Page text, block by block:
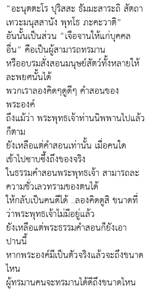
“อะนุตตะโร ปุริสสะ ธัมมะสาระถิ สัตถา
เทวะมนุสสานัง พุทโธ ภะคะวาติ”
อันนั้นเป็นส่วน “เจือจานให้แก่บุคคล
อื่น” คือเป็นผู้สามารถทรมาน
หรืออบรมสั่งสอนมนุษย์สัตว์ทั้งหลายให้
ละพยศนั้นได้
พวกเราลองคิดๆดูดีๆ คำสอนของ
พระองค์
ถึงแม้ว่า พระพุทธเจ้าท่านนิพพานไปแล้ว
ก็ตาม
ยังเหลือแต่คำสอนเท่านั้น เมื่อคนใด
เข้าไปซาบซึ้งถึงของจริง
ในธรรมคำสอนพระพุทธเจ้า สามารถละ
ความชั่วเลวทรามของตนได้
ให้กลับเป็นคนดีได้ ..ลองคิดดูสิ ขนาดที่
ว่าพระพุทธเจ้าไม่มีอยู่แล้ว
ยังเหลือแต่พระธรรมคำสอนก็ยังเอา
ปานนี้
หากพระองค์มีเป็นตัวจริงแล้วจะถึงขนาด
ไหน
ผู้ทรมานคนจะทรมานได้ดีถึงขนาดไหน